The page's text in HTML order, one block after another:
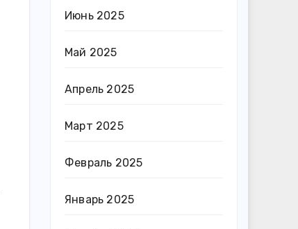
Июнь 2025
Май 2025
Апрель 2025
Март 2025
Февраль 2025
Январь 2025